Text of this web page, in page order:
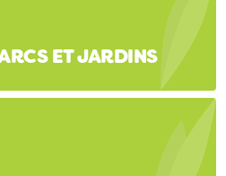
ET JARDINS